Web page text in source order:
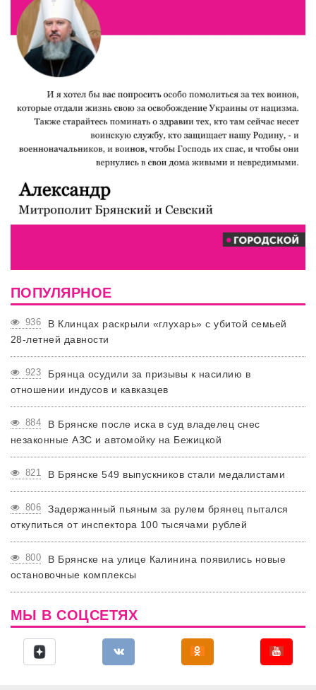
ПОПУЛЯРНОЕ
936
В Клинцах раскрыли «глухарь» с убитой семьей
28-летней давности
923
Брянца осудили за призывы к насилию в
отношении индусов и кавказцев
884
В Брянске после иска в суд владелец снес
незаконные АЗС и автомойку на Бежицкой
821 В Брянске 549 выпускников стали медалистами
806
Задержанный пьяным за рулем брянец пытался
откупиться от инспектора 100 тысячами рублей
800
В Брянске на улице Калинина появились новые
остановочные комплексы
МЫ В СОЦСЕТЯХ